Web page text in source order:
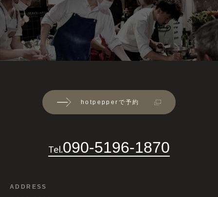
hotpepperで予約
Tel.090-5196-1870
ADDRESS